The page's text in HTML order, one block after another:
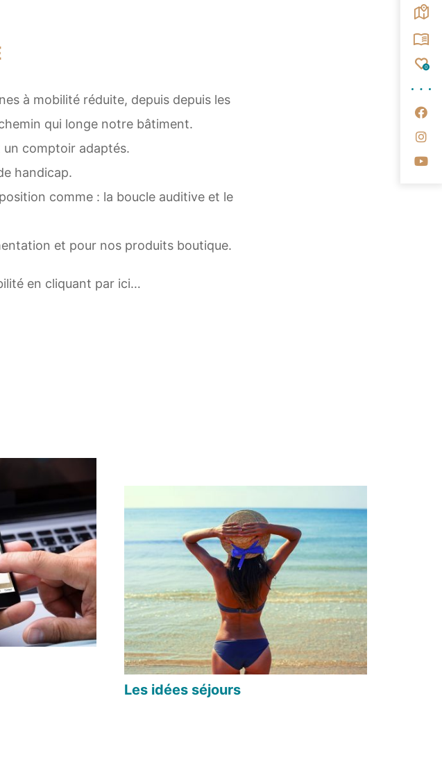
0
à mobilité réduite, depuis depuis les
qui longe notre bâtiment.
un comptoir adaptés.
handicap.
comme : la boucle auditive et le
et pour nos produits boutique.
en cliquant par ici…
Les idées séjours